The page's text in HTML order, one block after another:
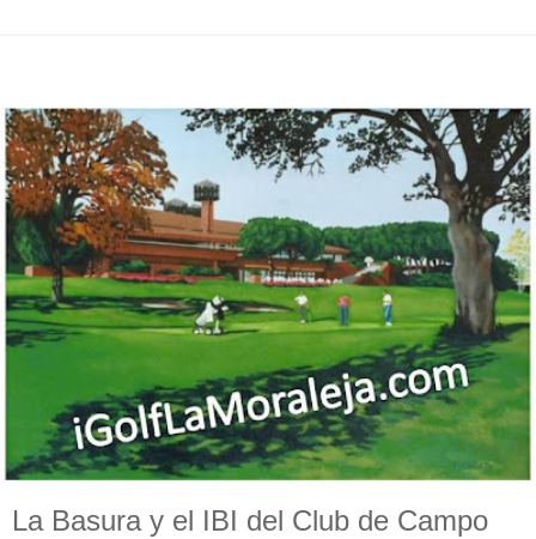
La Basura y el IBI del Club de Campo